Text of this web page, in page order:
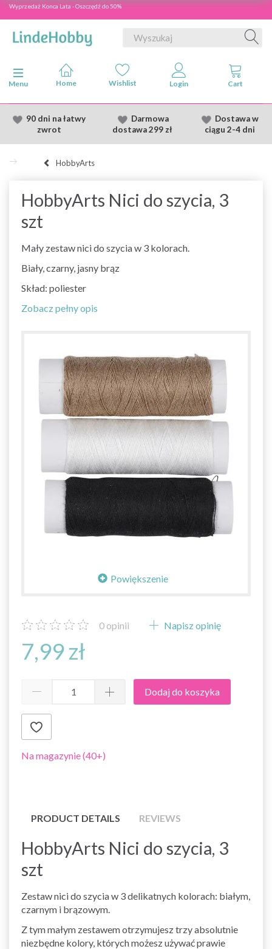
Wyprzedaż Konca Lata - Oszczędź do 50%
Przełącz nawigację
Menu
90 dni na łatwy
zwrot
Darmowa
dostawa299 zł
Dostawaw
ciągu 2-4 dni
HobbyArts
HobbyArts Nici do szycia, 3
szt
Mały zestaw nici do szycia w 3 kolorach.
Biały, czarny, jasny brąz
Skład: poliester
Zobacz pełny opis
Powiększenie
0 opinii Napisz opinię
7,99 zł
Dodaj do koszyka
Na magazynie (40+)
PRODUCT DETAILS REVIEWS
HobbyArts Nici do szycia, 3
szt
Zestaw nici do szycia w 3 delikatnych kolorach: białym,
czarnym i brązowym.
Z tym małym zestawem otrzymujesz trzy absolutnie
niezbędne kolory, których możesz używać prawie